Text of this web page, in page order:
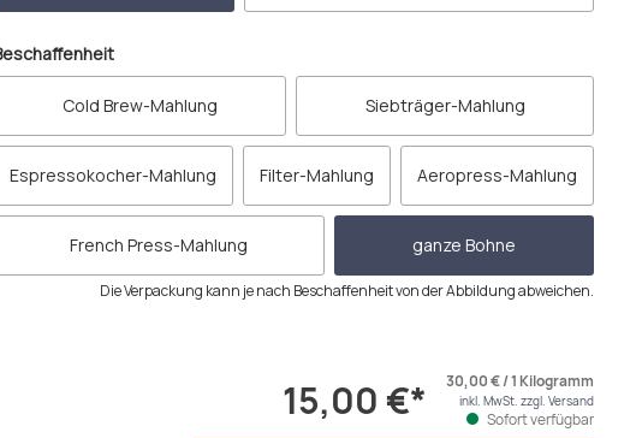
auswählen
Cold Brew-Mahlung Siebträger-Mahlung
Espressokocher-Mahlung Filter-Mahlung Aeropress-Mahlung
French Press-Mahlung ganze Bohne
Die Verpackung kann je nach Beschaffenheit von der Abbildung abweichen.
15,00 €* 30,00 € / 1 Kilogramm
inkl. MwSt. zzgl. Versand
Sofort verfügbar